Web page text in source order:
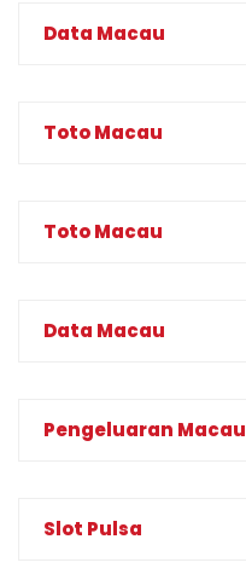
Data Macau
Toto Macau
Toto Macau
Data Macau
Pengeluaran Macau
Slot Pulsa